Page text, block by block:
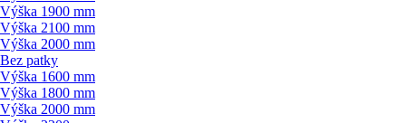
Výška 1900 mm
Výška 2100 mm
Výška 2000 mm
Bez patky
Výška 1600 mm
Výška 1800 mm
Výška 2000 mm